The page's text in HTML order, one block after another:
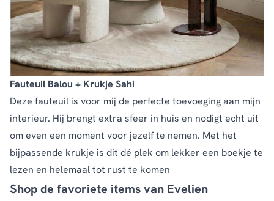
Fauteuil Balou + Krukje Sahi
Deze fauteuil is voor mij de perfecte toevoeging aan mijn
interieur. Hij brengt extra sfeer in huis en nodigt echt uit
om even een moment voor jezelf te nemen. Met het
bijpassende krukje is dit dé plek om lekker een boekje te
lezen en helemaal tot rust te komen
Shop de favoriete items van Evelien